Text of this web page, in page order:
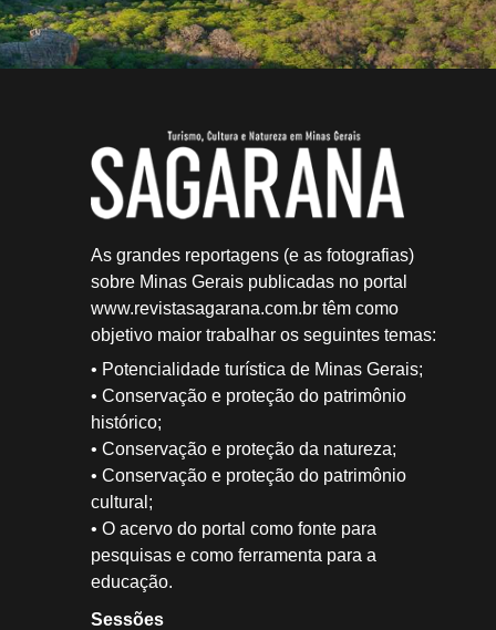
As grandes reportagens (e as fotografias)
sobre Minas Gerais publicadas no portal
www.revistasagarana.com.br têm como
objetivo maior trabalhar os seguintes temas:
• Potencialidade turística de Minas Gerais;
• Conservação e proteção do patrimônio
histórico;
• Conservação e proteção da natureza;
• Conservação e proteção do patrimônio
cultural;
• O acervo do portal como fonte para
pesquisas e como ferramenta para a
educação.
Sessões